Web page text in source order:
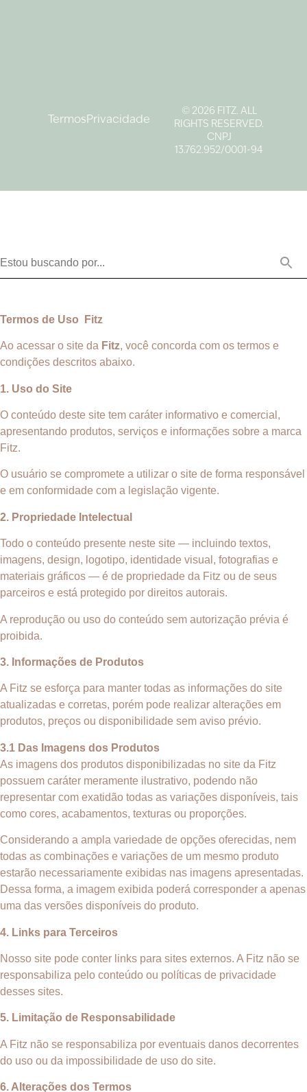
TermosPrivacidade
© 2026 FITZ. ALL
RIGHTS RESERVED.
CNPJ
13.762.952/0001-94
Termos de Uso Fitz
Ao acessar o site da Fitz, você concorda com os termos e
condições descritos abaixo.
1. Uso do Site
O conteúdo deste site tem caráter informativo e comercial,
apresentando produtos, serviços e informações sobre a marca
Fitz.
O usuário se compromete a utilizar o site de forma responsável
e em conformidade com a legislação vigente.
2. Propriedade Intelectual
Todo o conteúdo presente neste site — incluindo textos,
imagens, design, logotipo, identidade visual, fotografias e
materiais gráficos — é de propriedade da Fitz ou de seus
parceiros e está protegido por direitos autorais.
A reprodução ou uso do conteúdo sem autorização prévia é
proibida.
3. Informações de Produtos
A Fitz se esforça para manter todas as informações do site
atualizadas e corretas, porém pode realizar alterações em
produtos, preços ou disponibilidade sem aviso prévio.
3.1 Das Imagens dos Produtos
As imagens dos produtos disponibilizadas no site da Fitz
possuem caráter meramente ilustrativo, podendo não
representar com exatidão todas as variações disponíveis, tais
como cores, acabamentos, texturas ou proporções.
Considerando a ampla variedade de opções oferecidas, nem
todas as combinações e variações de um mesmo produto
estarão necessariamente exibidas nas imagens apresentadas.
Dessa forma, a imagem exibida poderá corresponder a apenas
uma das versões disponíveis do produto.
4. Links para Terceiros
Nosso site pode conter links para sites externos. A Fitz não se
responsabiliza pelo conteúdo ou políticas de privacidade
desses sites.
5. Limitação de Responsabilidade
A Fitz não se responsabiliza por eventuais danos decorrentes
do uso ou da impossibilidade de uso do site.
6. Alterações dos Termos